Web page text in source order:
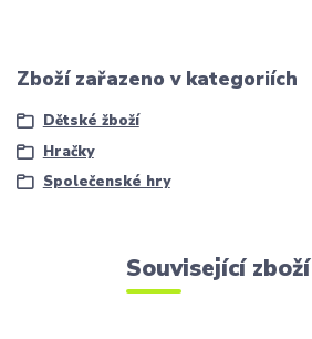
Zboží zařazeno v kategoriích
Dětské žboží
Hračky
Společenské hry
Související zboží